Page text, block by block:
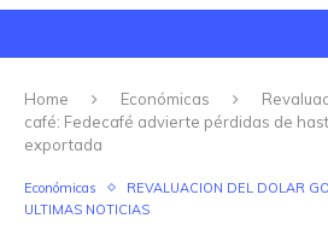
Home Económicas
café: Fedecafé advierte pérdidas de
exportada
Económicas
REVALUACION DEL DOLAR
ULTIMAS NOTICIAS